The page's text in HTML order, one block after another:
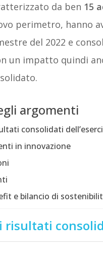
da ben 15
perimetro, hanno
del 2022 e
un impatto quindi
argomenti
consolidati
in innovazione
e bilancio di
risultati